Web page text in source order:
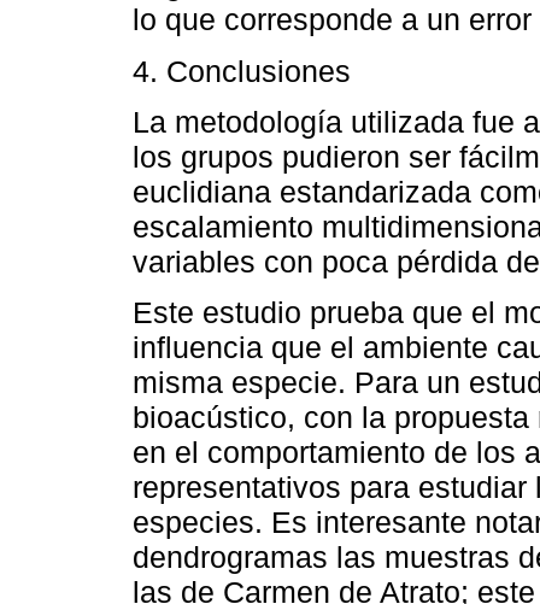
lo que corresponde a un
4. Conclusiones
La metodología utilizada fue
los grupos pudieron ser
euclidiana estandarizada
escalamiento
variables con poca pérdida
Este estudio prueba que el
influencia que el ambiente
misma especie. Para un
bioacústico, con la
en el comportamiento de los
representativos para
especies. Es interesante
dendrogramas las muestras
las de Carmen de Atrato;